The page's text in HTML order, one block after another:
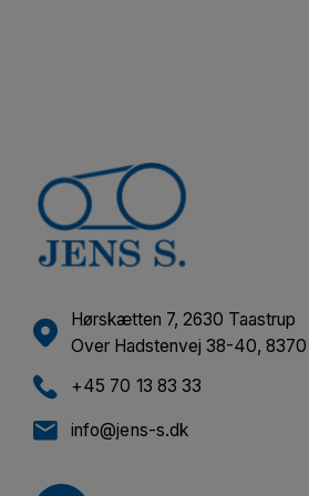
Hørskætten 7, 2630 Taastrup
Over Hadstenvej 38-40, 8370
+45 70 13 83 33
info@jens-s.dk